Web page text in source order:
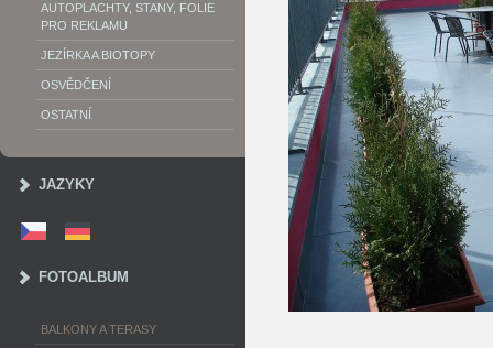
AUTOPLACHTY, STANY, FOLIE
PRO REKLAMU
JEZÍRKA A BIOTOPY
OSVĚDČENÍ
OSTATNÍ
JAZYKY
FOTOALBUM
BALKONY A TERASY